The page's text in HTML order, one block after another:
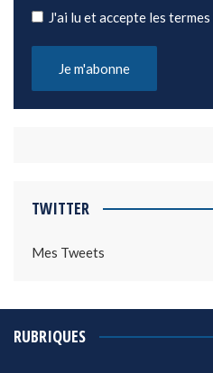
J'ai lu et accepte les
TWITTER
Mes Tweets
RUBRIQUES